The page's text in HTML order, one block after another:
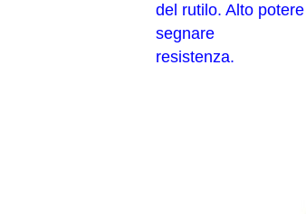
del rutilo. Alto
segnare
resistenza.